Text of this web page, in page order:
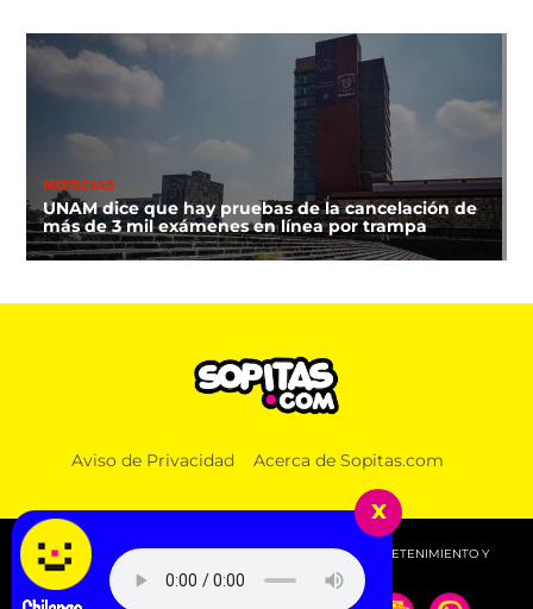
NOTICIAS
UNAM dice que hay pruebas de la cancelación de
más de 3 mil exámenes en línea por trampa
Aviso de Privacidad Acerca de Sopitas.com
© 2026 SOPITAS.COM - MÚSICA, NOTICIAS, DEPORTES, ENTRETENIMIENTO Y
MÁS!.
x